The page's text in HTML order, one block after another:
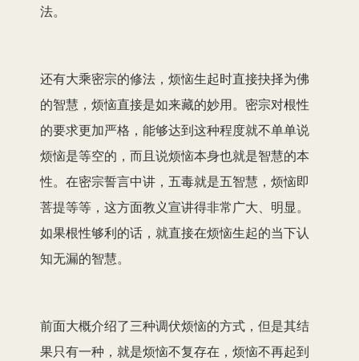
法。
还有大乘密宗的修法，烦恼生起时直接抉择为佛
的智慧，烦恼直接是如来藏的妙用。密宗对根性
的要求更加严格，能够达到这种程度就不单单说
烦恼是等空的，而且说烦恼本身也就是智慧的本
性。在密宗誓言中讲，五毒就是五智慧，烦恼即
菩提等等，这方面教义宣讲得非常广大、明显。
如果根性够利的话，就直接在烦恼生起的当下认
知无漏的智慧。
前面大概介绍了三种调伏烦恼的方式，但是其结
果只有一种，就是烦恼不复存在，烦恼不再起到